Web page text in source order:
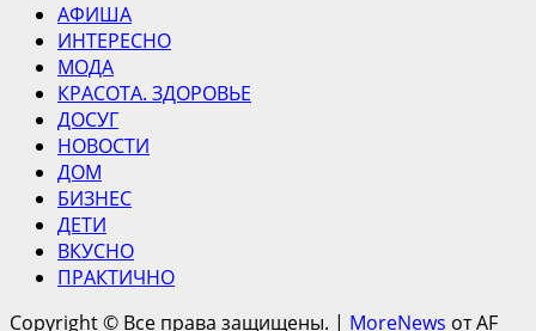
АФИША
ИНТЕРЕСНО
МОДА
КРАСОТА. ЗДОРОВЬЕ
ДОСУГ
НОВОСТИ
ДОМ
БИЗНЕС
ДЕТИ
ВКУСНО
ПРАКТИЧНО
Copyright © Все права защищены. | MoreNews от AF